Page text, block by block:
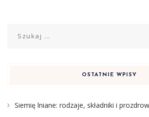
OSTATNIE WPISY
Siemię lniane: rodzaje, składniki i